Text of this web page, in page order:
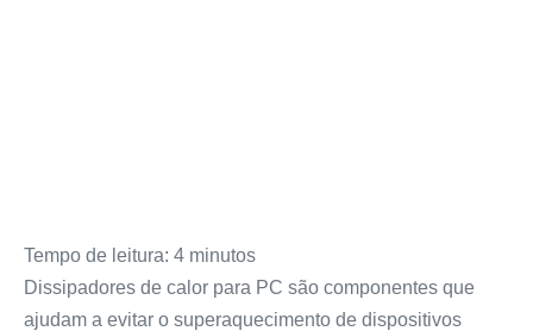
Tempo de leitura: 4 minutos
Dissipadores de calor para PC são componentes que
ajudam a evitar o superaquecimento de dispositivos